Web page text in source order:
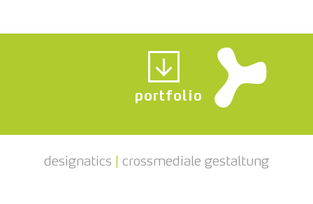
portfolio
designatics | crossmediale gestaltung